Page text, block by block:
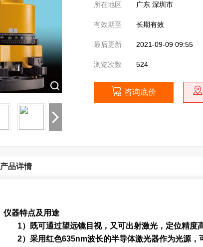
所在地区 广东 深圳市
有效期至 长期有效
最后更新 2021-09-09 09:55
浏览次数 524
咨询底价
产品详情
仪器特点及用途
1）既可通过望远镜目视，又可出射激光，定位精度
2）采用红色635nm波长的半导体激光器作为光源，